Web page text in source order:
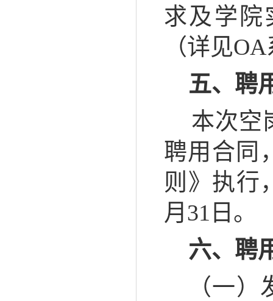
求及学院
（详见OA
五、 聘
本次空
聘用合同
则》执行
月31日。
六、聘
（一